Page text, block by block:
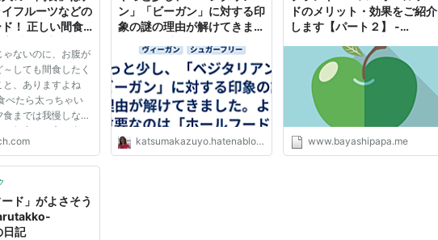
フルーツなどの
！ 正しい間食
が判明!! |
チ］
ゃないのに、お腹が
しても間食したく
と、ありますよね
たら太っちゃい
までは我慢しなき
努力する方も多い
いうのは、まった
なんと間食したほ
ン」「ビーガン」に対する印
象の謎の理由が解けてきまし
フード」ですね。 - 勝間和代
が徹底的にマニアックな話を
アップするブログ
katsumakazuyo.hatenablog.com
ドのメリット・効果をご紹介
します【パート２】 -
ウトプット
www.bayashipapa.me
ード」がよさそう
記